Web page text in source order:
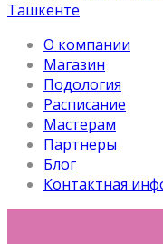
О компании
Магазин
Подология
Расписание
Мастерам
Партнеры
Блог
Контактная